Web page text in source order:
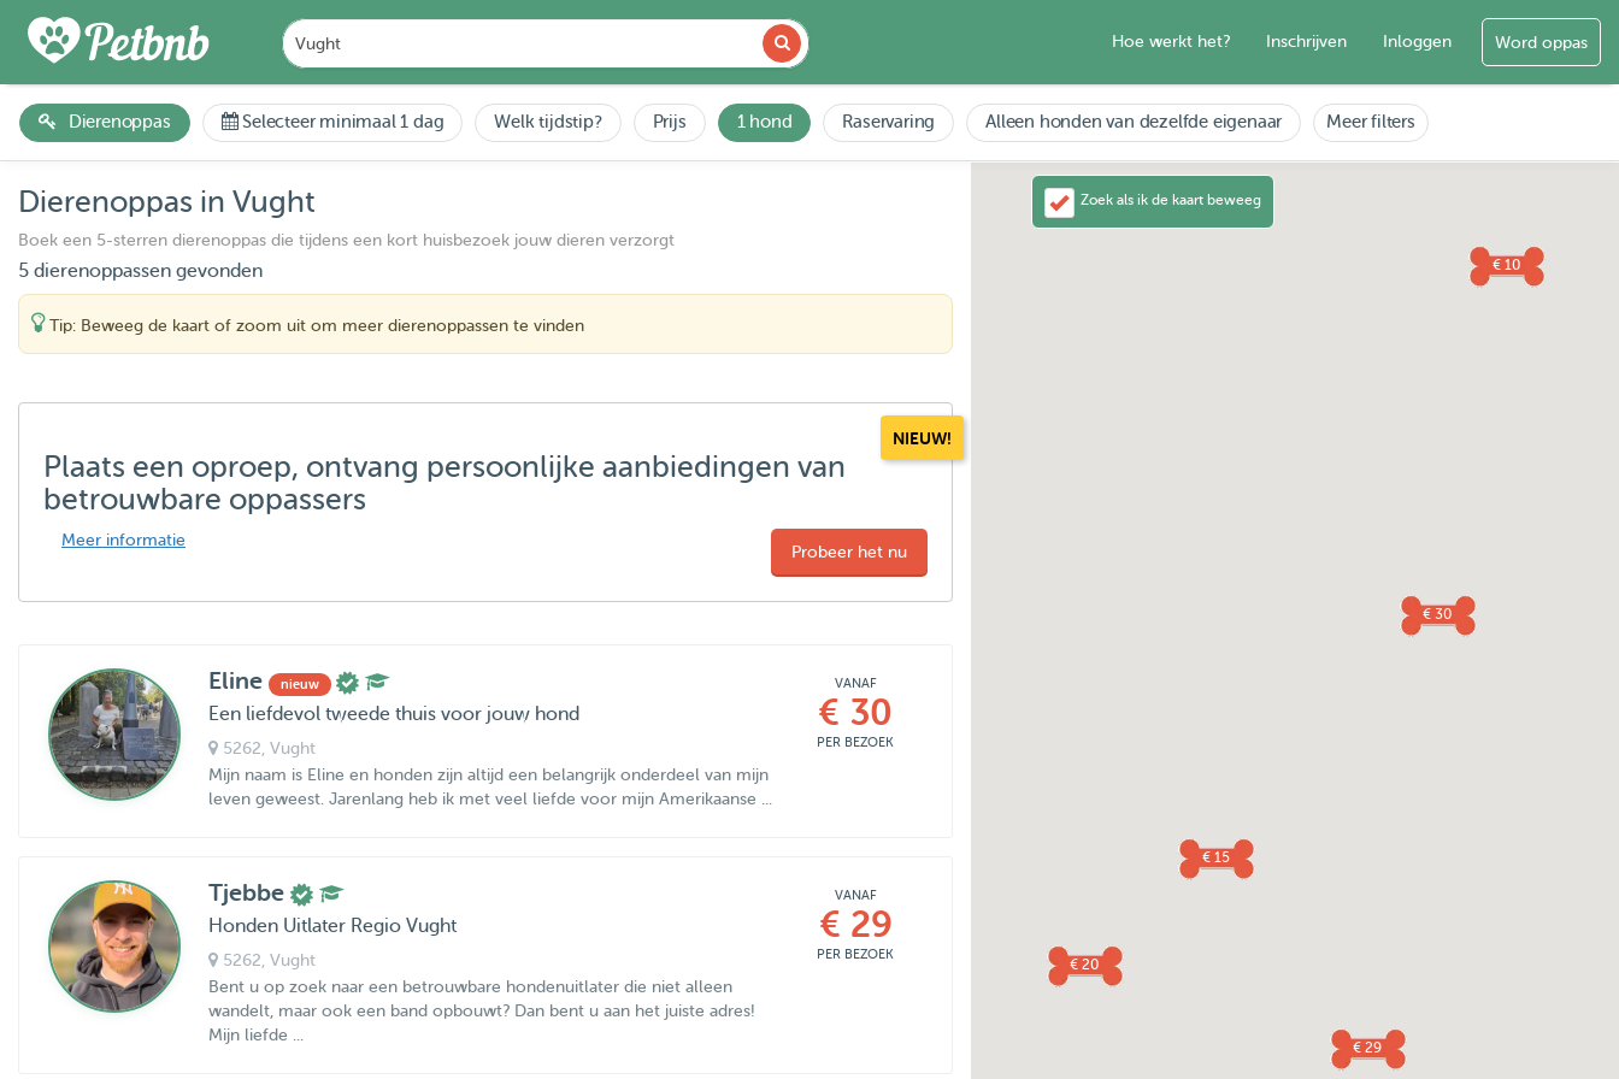
Hoe werkt het? Inschrijven Inloggen Word oppas
Dierenoppas Selecteer minimaal 1 dag Welk tijdstip? Prijs 1 hond Raservaring Alleen honden van dezelfde eigenaar Meer filters
Dierenoppas in Vught
Boek een 5-sterren dierenoppas die tijdens een kort huisbezoek jouw dieren verzorgt
5 dierenoppassen gevonden
Tip: Beweeg de kaart of zoom uit om meer dierenoppassen te vinden
NIEUW!
Plaats een oproep, ontvang persoonlijke aanbiedingen van
betrouwbare oppassers
Meer informatie
Probeer het nu
Eline nieuw
Een liefdevol tweede thuis voor jouw hond
5262 , Vught
Mijn naam is Eline en honden zijn altijd een belangrijk onderdeel van mijn
leven geweest. Jarenlang heb ik met veel liefde voor mijn Amerikaanse ...
VANAF
€ 30
PER BEZOEK
Tjebbe
Honden Uitlater Regio Vught
5262 , Vught
Bent u op zoek naar een betrouwbare hondenuitlater die niet alleen
wandelt, maar ook een band opbouwt? Dan bent u aan het juiste adres!
Mijn liefde ...
VANAF
€ 29
PER BEZOEK
€ 30
€ 29
€ 20
€ 10
€ 15
Zoek als ik de kaart beweeg